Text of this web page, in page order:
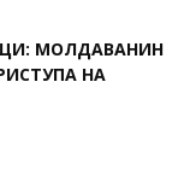
МОЛДАВАНИН
НА